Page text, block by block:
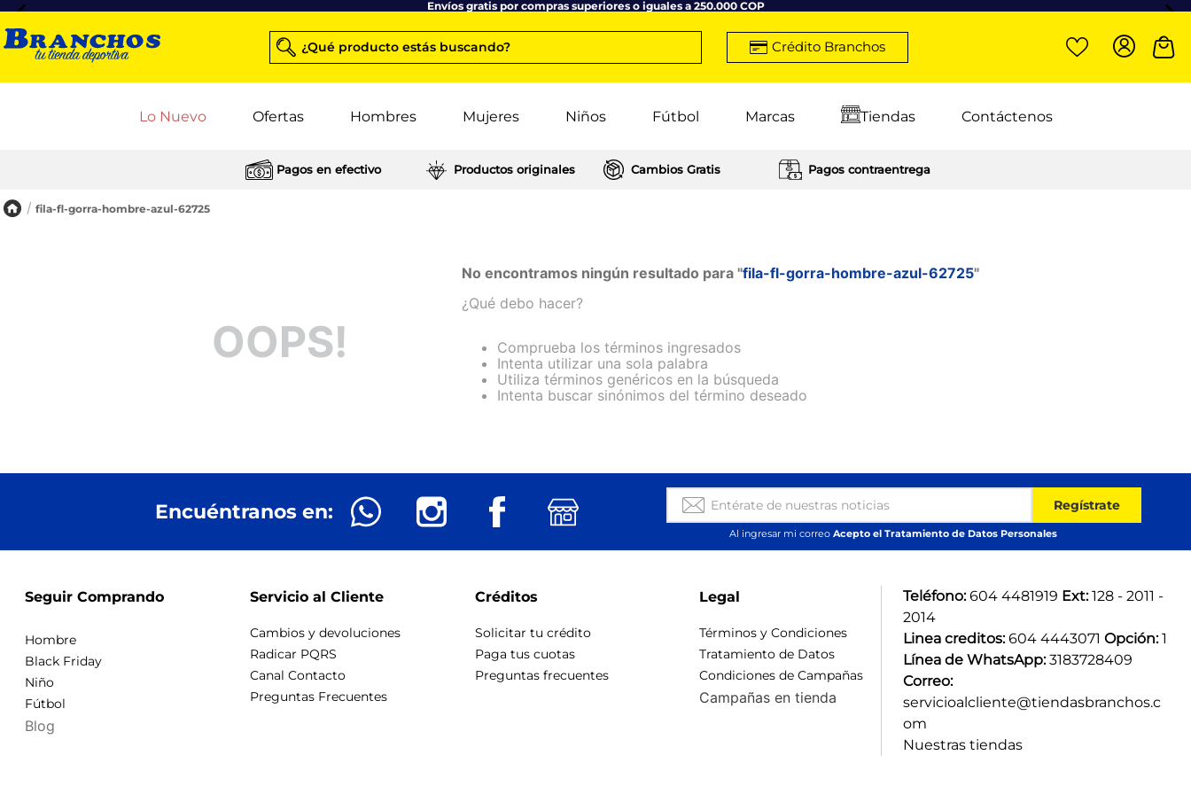
Envíos gratis por compras superiores o iguales a 250.000 COP
¿Qué producto estás buscando? Crédito Branchos
Lo Nuevo Ofertas Hombres Mujeres Niños Fútbol Marcas Tiendas Contáctenos
Pagos en efectivo Productos originales Cambios Gratis Pagos contraentrega
fila-fl-gorra-hombre-azul-62725
OOPS!
No encontramos ningún resultado para "fila-fl-gorra-hombre-azul-62725"
¿Qué debo hacer?
Comprueba los términos ingresados
Intenta utilizar una sola palabra
Utiliza términos genéricos en la búsqueda
Intenta buscar sinónimos del término deseado
Encuéntranos en: Regístrate
Al ingresar mi correo Acepto el Tratamiento de Datos Personales
Seguir Comprando
Hombre
Black Friday
Niño
Fútbol
Blog
Servicio al Cliente
Cambios y devoluciones
Radicar PQRS
Canal Contacto
Preguntas Frecuentes
Créditos
Solicitar tu crédito
Paga tus cuotas
Preguntas frecuentes
Legal
Términos y Condiciones
Tratamiento de Datos
Condiciones de Campañas
Campañas en tienda
Teléfono: 604 4481919 Ext: 128 - 2011 -
2014
Linea creditos: 604 4443071 Opción: 1
Línea de WhatsApp: 3183728409
Correo:
servicioalcliente@tiendasbranchos.c
om
Nuestras tiendas